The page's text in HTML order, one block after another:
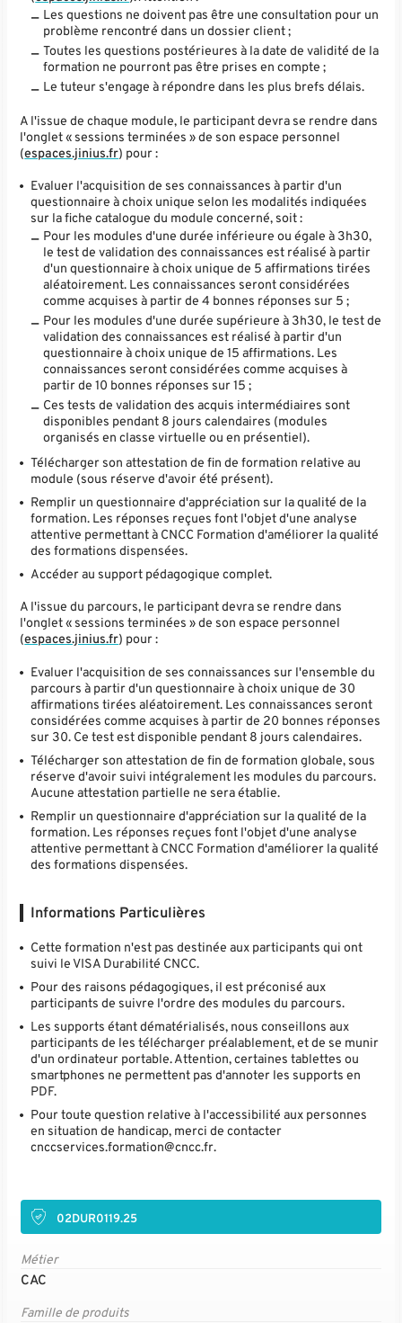
Les questions ne doivent pas être une consultation pour un
problème rencontré dans un dossier client ;
Toutes les questions postérieures à la date de validité de la
formation ne pourront pas être prises en compte ;
Le tuteur s'engage à répondre dans les plus brefs délais.
A l'issue de chaque module, le participant devra se rendre dans
l'onglet « sessions terminées » de son espace personnel
(espaces.jinius.fr) pour :
Evaluer l'acquisition de ses connaissances à partir d'un
questionnaire à choix unique selon les modalités indiquées
sur la fiche catalogue du module concerné, soit :
Pour les modules d'une durée inférieure ou égale à 3h30,
le test de validation des connaissances est réalisé à partir
d'un questionnaire à choix unique de 5 affirmations tirées
aléatoirement. Les connaissances seront considérées
comme acquises à partir de 4 bonnes réponses sur 5 ;
Pour les modules d'une durée supérieure à 3h30, le test de
validation des connaissances est réalisé à partir d'un
questionnaire à choix unique de 15 affirmations. Les
connaissances seront considérées comme acquises à
partir de 10 bonnes réponses sur 15 ;
Ces tests de validation des acquis intermédiaires sont
disponibles pendant 8 jours calendaires (modules
organisés en classe virtuelle ou en présentiel).
Télécharger son attestation de fin de formation relative au
module (sous réserve d'avoir été présent).
Remplir un questionnaire d'appréciation sur la qualité de la
formation. Les réponses reçues font l'objet d'une analyse
attentive permettant à CNCC Formation d'améliorer la qualité
des formations dispensées.
Accéder au support pédagogique complet.
A l'issue du parcours, le participant devra se rendre dans
l'onglet « sessions terminées » de son espace personnel
(espaces.jinius.fr) pour :
Evaluer l'acquisition de ses connaissances sur l'ensemble du
parcours à partir d'un questionnaire à choix unique de 30
affirmations tirées aléatoirement. Les connaissances seront
considérées comme acquises à partir de 20 bonnes réponses
sur 30. Ce test est disponible pendant 8 jours calendaires.
Télécharger son attestation de fin de formation globale, sous
réserve d'avoir suivi intégralement les modules du parcours.
Aucune attestation partielle ne sera établie.
Remplir un questionnaire d'appréciation sur la qualité de la
formation. Les réponses reçues font l'objet d'une analyse
attentive permettant à CNCC Formation d'améliorer la qualité
des formations dispensées.
Informations Particulières
Cette formation n'est pas destinée aux participants qui ont
suivi le VISA Durabilité CNCC.
Pour des raisons pédagogiques, il est préconisé aux
participants de suivre l'ordre des modules du parcours.
Les supports étant dématérialisés, nous conseillons aux
participants de les télécharger préalablement, et de se munir
d'un ordinateur portable. Attention, certaines tablettes ou
smartphones ne permettent pas d'annoter les supports en
PDF.
Pour toute question relative à l'accessibilité aux personnes
en situation de handicap, merci de contacter
cnccservices.formation@cncc.fr.
02DUR0119.25
Métier
CAC
Famille de produits